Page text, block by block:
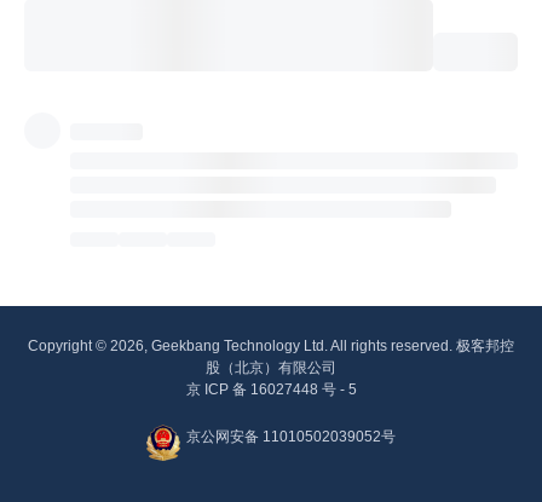
Copyright © 2026, Geekbang Technology Ltd. All rights reserved. 极客邦控
股（北京）有限公司
京 ICP 备 16027448 号 - 5
京公网安备 11010502039052号